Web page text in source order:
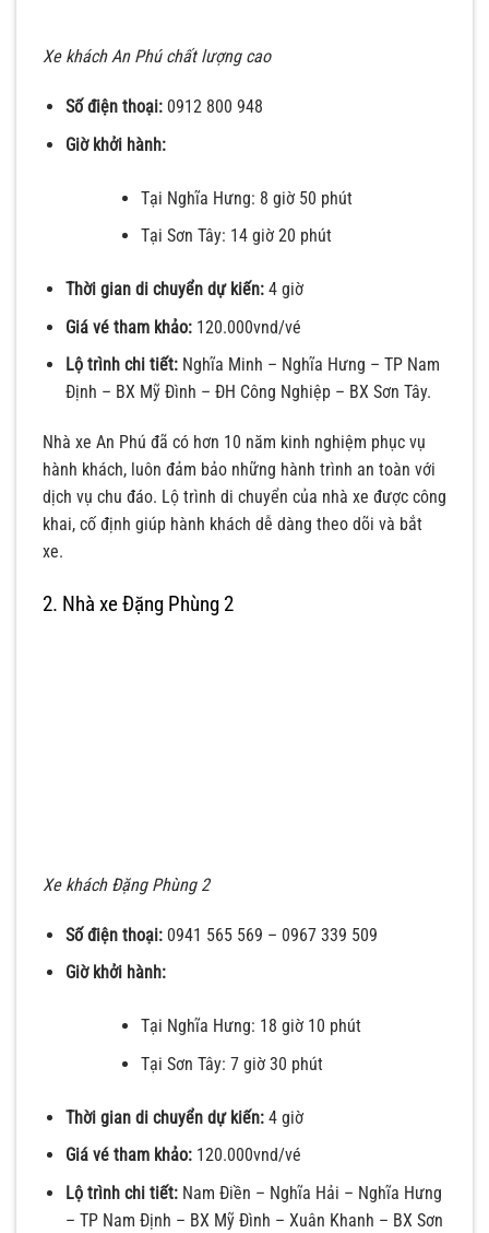
Xe khách An Phú chất lượng cao
Số điện thoại:0912 800 948
Giờ khởi hành:
Tại Nghĩa Hưng: 8 giờ 50 phút
Tại Sơn Tây: 14 giờ 20 phút
Thời gian di chuyển dự kiến:4 giờ
Giá vé tham khảo:120.000vnd/vé
Lộ trình chi tiết:Nghĩa Minh – Nghĩa Hưng – TP Nam
Định – BX Mỹ Đình – ĐH Công Nghiệp – BX Sơn Tây.
Nhà xe An Phú đã có hơn 10 năm kinh nghiệm phục vụ
hành khách, luôn đảm bảo những hành trình an toàn với
dịch vụ chu đáo. Lộ trình di chuyển của nhà xe được công
khai, cố định giúp hành khách dễ dàng theo dõi và bắt
xe.
2. Nhà xe Đặng Phùng 2
Xe khách Đặng Phùng 2
Số điện thoại:0941 565 569 – 0967 339 509
Giờ khởi hành:
Tại Nghĩa Hưng: 18 giờ 10 phút
Tại Sơn Tây: 7 giờ 30 phút
Thời gian di chuyển dự kiến:4 giờ
Giá vé tham khảo:120.000vnd/vé
Lộ trình chi tiết:Nam Điền – Nghĩa Hải – Nghĩa Hưng
– TP Nam Định – BX Mỹ Đình – Xuân Khanh – BX Sơn